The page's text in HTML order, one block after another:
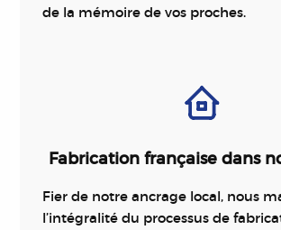
de la mémoire de vos proches.
Fabrication française dans
Fier de notre ancrage local, nous
l’intégralité du processus de